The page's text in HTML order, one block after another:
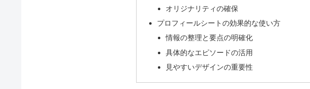
オリジナリティの確保
プロフィールシートの効果的な使い方
情報の整理と要点の明確化
具体的なエピソードの活用
見やすいデザインの重要性